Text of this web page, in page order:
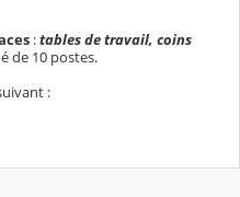
:tables de travail, coins
de 10 postes.
: